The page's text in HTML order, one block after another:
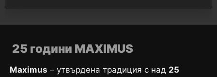
25 години MAXIMUS
Maximus – утвърдена традиция с над 25